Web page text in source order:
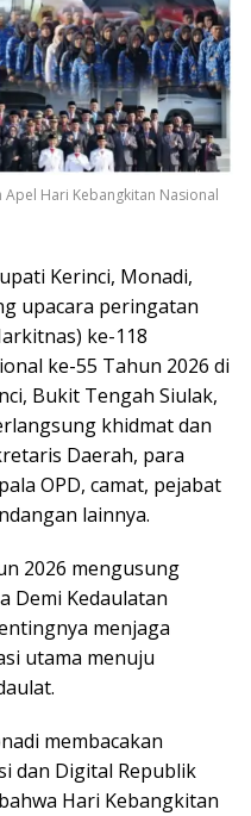
Hari Kebangkitan Nasional
Kerinci, Monadi,
upacara peringatan
ke-118
ke-55 Tahun 2026 di
Bukit Tengah Siulak,
khidmat dan
Daerah, para
OPD, camat, pejabat
lainnya.
2026 mengusung
Demi Kedaulatan
menjaga
utama menuju
membacakan
dan Digital Republik
Hari Kebangkitan